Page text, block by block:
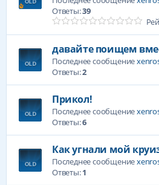
Ответы:39
давайте поищем
Последнее сообщение
Ответы:2
Прикол!
Последнее сообщение
Ответы:6
Как угнали мой
Последнее сообщение
Ответы:1